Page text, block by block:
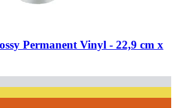
Permanent Vinyl -​ 22,9 cm x